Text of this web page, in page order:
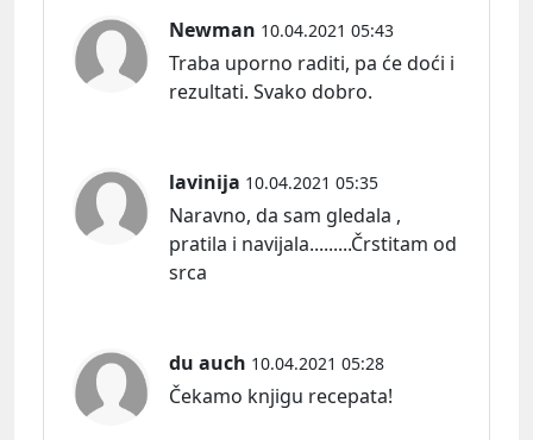
Newman 10.04.2021 05:43
Traba uporno raditi, pa će doći i
rezultati. Svako dobro.
lavinija 10.04.2021 05:35
Naravno, da sam gledala ,
pratila i navijala.........Črstitam od
srca
du auch 10.04.2021 05:28
Čekamo knjigu recepata!